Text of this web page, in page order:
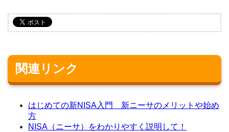
関連リンク
はじめての新NISA入門 新ニーサのメリットや始め
方
NISA（ニーサ）をわかりやすく説明して！